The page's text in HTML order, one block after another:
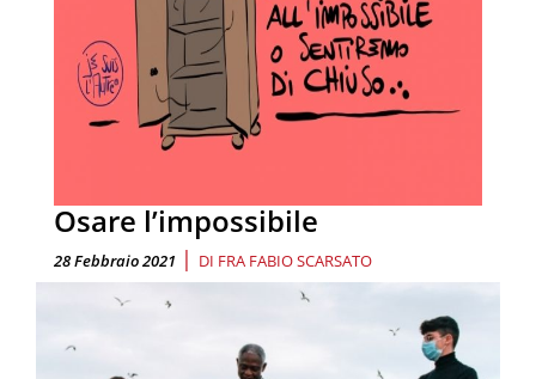
Osare l’impossibile
28 Febbraio 2021 | DI FRA FABIO SCARSATO